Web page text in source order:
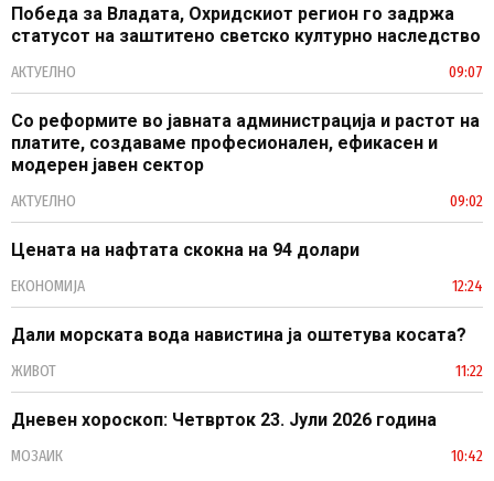
Победа за Владата, Охридскиот регион го задржа
статусот на заштитено светско културно наследство
АКТУЕЛНО 09:07
Со реформите во јавната администрација и растот на
платите, создаваме професионален, ефикасен и
модерен јавен сектор
АКТУЕЛНО 09:02
Цената на нафтата скокна на 94 долари
ЕКОНОМИЈА 12:24
Дали морската вода навистина ја оштетува косата?
ЖИВОТ 11:22
Дневен хороскоп: Четврток 23. Јули 2026 година
МОЗАИК 10:42